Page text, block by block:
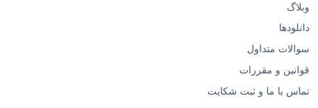
وبلاگ
دانلودها
سوالات متداول
قوانین و مقررات
تماس با ما و ثبت شکایت